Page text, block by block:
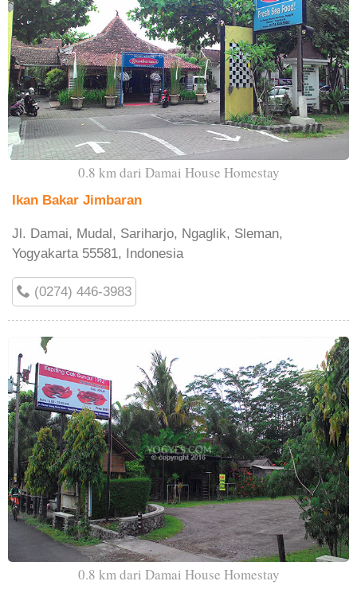
0.8 km dari Damai House Homestay
Ikan Bakar Jimbaran
Jl. Damai, Mudal, Sariharjo, Ngaglik, Sleman,
Yogyakarta 55581, Indonesia
(0274) 446-3983
0.8 km dari Damai House Homestay